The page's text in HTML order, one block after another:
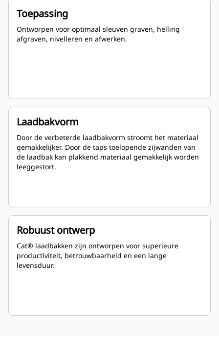
Toepassing
Ontworpen voor optimaal sleuven graven, helling
afgraven, nivelleren en afwerken.
Laadbakvorm
Door de verbeterde laadbakvorm stroomt het materiaal
gemakkelijker. Door de taps toelopende zijwanden van
de laadbak kan plakkend materiaal gemakkelijk worden
leeggestort.
Robuust ontwerp
Cat® laadbakken zijn ontworpen voor superieure
productiviteit, betrouwbaarheid en een lange
levensduur.